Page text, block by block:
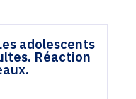
adolescents
Réaction